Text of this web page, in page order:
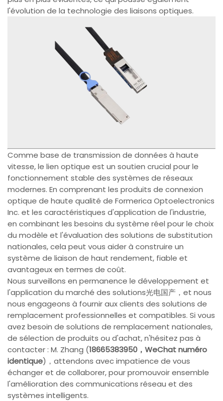
l'évolution de la technologie des liaisons optiques.
Comme base de transmission de données à haute
vitesse, le lien optique est un soutien crucial pour le
fonctionnement stable des systèmes de réseaux
modernes. En comprenant les produits de connexion
optique de haute qualité de Formerica Optoelectronics
Inc. et les caractéristiques d'application de l'industrie,
en combinant les besoins du système réel pour le choix
du modèle et l'évaluation des solutions de substitution
nationales, cela peut vous aider à construire un
système de liaison de haut rendement, fiable et
avantageux en termes de coût.
Nous surveillons en permanence le développement et
l'application du marché des solutions光电国产，et nous
nous engageons à fournir aux clients des solutions de
remplacement professionnelles et compatibles. Si vous
avez besoin de solutions de remplacement nationales,
de sélection de produits ou d'achat, n'hésitez pas à
contacter : M. Zhang (18665383950，WeChat numéro
identique)，attendons avec impatience de vous
échanger et de collaborer, pour promouvoir ensemble
l'amélioration des communications réseau et des
systèmes intelligents.